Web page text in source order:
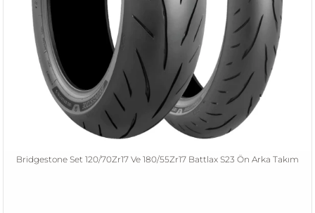
Bridgestone Set 120/70Zr17 Ve 180/55Zr17 Battlax S23 Ön Arka Takım